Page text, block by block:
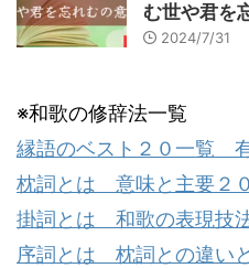
む世や君を
2024/7/31
※和歌の修辞法一覧
縁語のベスト２０一覧
枕詞とは 意味と主要２
掛詞とは 和歌の表現技
序詞とは 枕詞との違い